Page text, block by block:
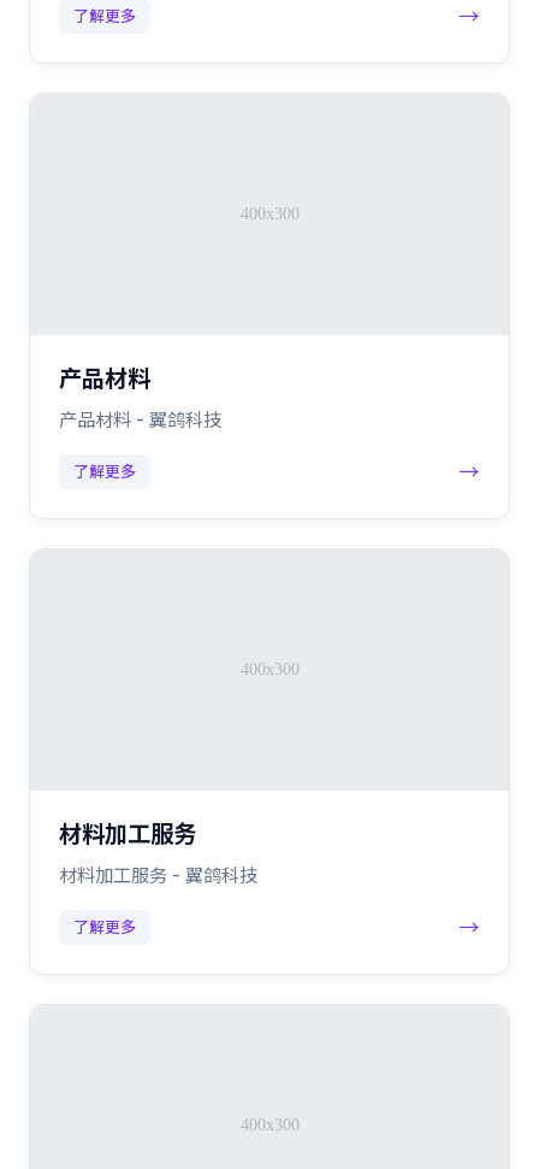
了解更多 →
产品材料
产品材料 - 翼鸽科技
了解更多 →
材料加工服务
材料加工服务 - 翼鸽科技
了解更多 →